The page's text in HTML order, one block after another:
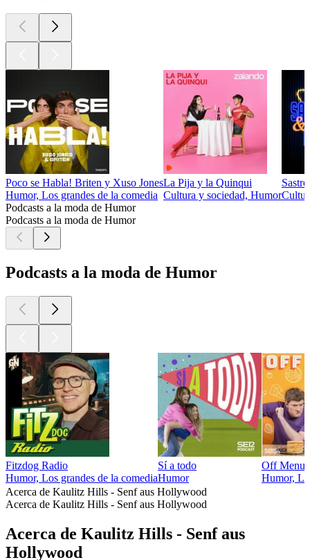
Poco se Habla! Briten y Xuso Jones
Humor, Los grandes de la comedia
La Pija y la Quinqui
Cultura y sociedad, Humor
Podcasts a la moda de Humor
Podcasts a la moda de Humor
Podcasts a la moda de Humor
Fitzdog Radio
Humor, Los grandes de la comedia
Sí a todo
Humor
Off Menu
Humor,
Acerca de Kaulitz Hills - Senf aus Hollywood
Acerca de Kaulitz Hills - Senf aus Hollywood
Acerca de Kaulitz Hills - Senf aus
Hollywood